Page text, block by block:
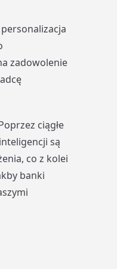
zadowolenie
ciągłe
są
co z kolei
banki